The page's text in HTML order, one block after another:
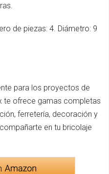
de piezas: 4. Diámetro: 9
para los proyectos de
te ofrece gamas completas
ferretería, decoración y
en tu bricolaje